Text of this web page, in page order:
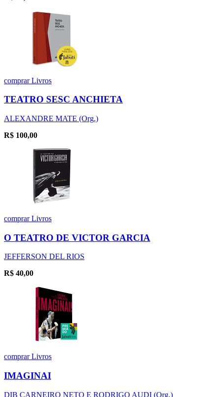
comprarLivros
TEATRO SESC ANCHIETA
ALEXANDRE MATE (Org.)
R$ 100,00
comprarLivros
O TEATRO DE VICTOR GARCIA
JEFFERSON DEL RIOS
R$ 40,00
comprarLivros
IMAGINAI
DIB CARNEIRO NETO E RODRIGO AUDI (Org.)